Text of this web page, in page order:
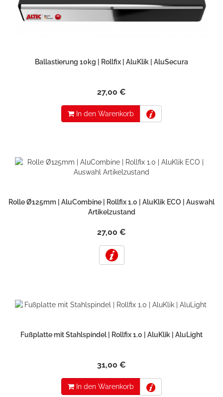
Ballastierung 10kg | Rollfix | AluKlik | AluSecura
27,00 €
In den Warenkorb
Rolle Ø125mm | AluCombine | Rollfix 1.0 | AluKlik ECO | Auswahl
Artikelzustand
27,00 €
Fußplatte mit Stahlspindel | Rollfix 1.0 | AluKlik | AluLight
31,00 €
In den Warenkorb